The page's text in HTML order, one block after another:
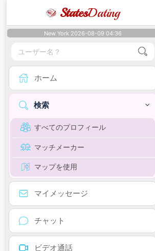
StatesDating
New York 2026-08-09 04:36
ホーム
検索
すべてのプロフィール
マッチメーカー
マップを使用
マイメッセージ
チャット
ビデオ通話